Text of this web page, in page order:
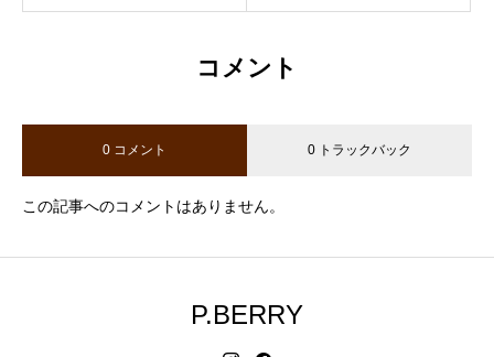
コメント
0 コメント 0 トラックバック
この記事へのコメントはありません。
P.BERRY